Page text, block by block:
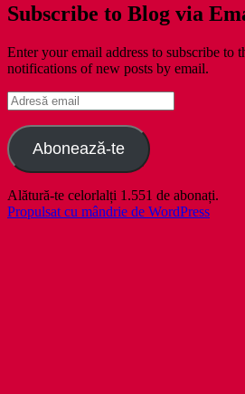
Subscribe to Blog via
Enter your email address to subscribe to
notifications of new posts by email.
Adresă
email
Abonează-te
Alătură-te celorlalți 1.551 de abonați.
Propulsat cu mândrie de WordPress